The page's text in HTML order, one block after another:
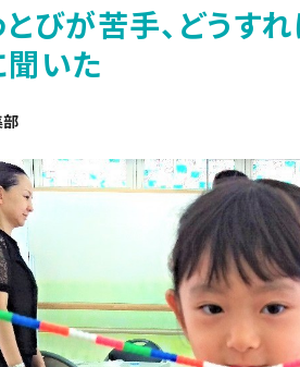
びが苦手、どうす
いた
部